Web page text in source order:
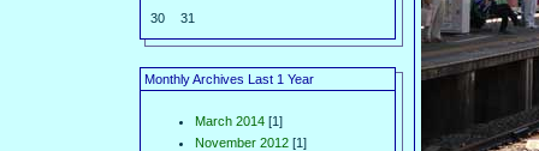
30
31
Monthly Archives Last 1 Year
March 2014 [1]
November 2012 [1]